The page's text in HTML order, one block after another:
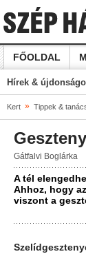
FŐOLDAL
Hírek &
Kert » Tippek &
Gátfalvi Boglárka
A tél
Ahhoz, hogy
viszont a